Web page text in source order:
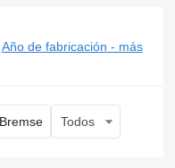
Año de fabricación - más
Todos